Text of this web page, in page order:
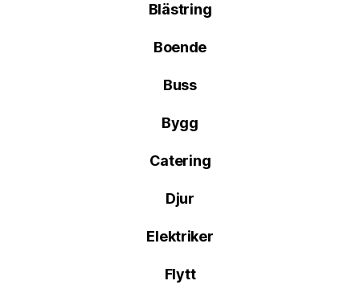
Blästring
Boende
Buss
Bygg
Catering
Djur
Elektriker
Flytt